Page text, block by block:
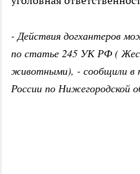
- Действия догхантеров
по статье 245 УК РФ (
животными), - сообщили в
России по Нижегородской